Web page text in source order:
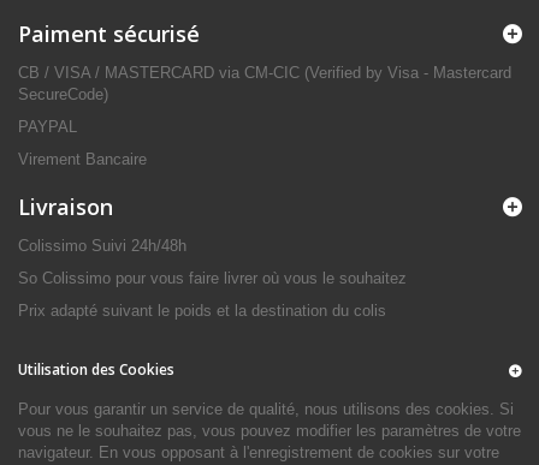
Paiment sécurisé
CB / VISA / MASTERCARD via CM-CIC (Verified by Visa - Mastercard
SecureCode)
PAYPAL
Virement Bancaire
Livraison
Colissimo Suivi 24h/48h
So Colissimo pour vous faire livrer où vous le souhaitez
Prix adapté suivant le poids et la destination du colis
Utilisation des Cookies
Pour vous garantir un service de qualité, nous utilisons des cookies. Si
vous ne le souhaitez pas, vous pouvez modifier les paramètres de votre
navigateur. En vous opposant à l'enregistrement de cookies sur votre